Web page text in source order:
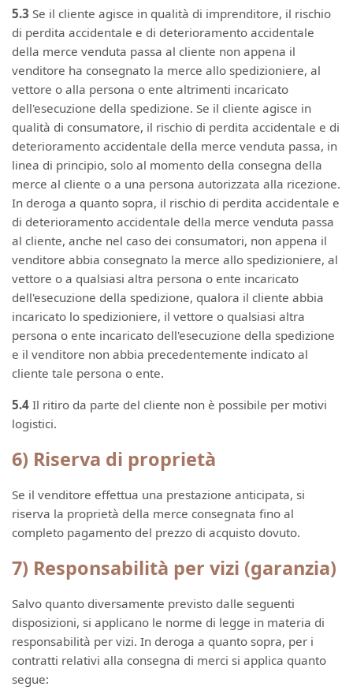
5.3 Se il cliente agisce in qualità di imprenditore, il rischio
di perdita accidentale e di deterioramento accidentale
della merce venduta passa al cliente non appena il
venditore ha consegnato la merce allo spedizioniere, al
vettore o alla persona o ente altrimenti incaricato
dell'esecuzione della spedizione. Se il cliente agisce in
qualità di consumatore, il rischio di perdita accidentale e di
deterioramento accidentale della merce venduta passa, in
linea di principio, solo al momento della consegna della
merce al cliente o a una persona autorizzata alla ricezione.
In deroga a quanto sopra, il rischio di perdita accidentale e
di deterioramento accidentale della merce venduta passa
al cliente, anche nel caso dei consumatori, non appena il
venditore abbia consegnato la merce allo spedizioniere, al
vettore o a qualsiasi altra persona o ente incaricato
dell'esecuzione della spedizione, qualora il cliente abbia
incaricato lo spedizioniere, il vettore o qualsiasi altra
persona o ente incaricato dell'esecuzione della spedizione
e il venditore non abbia precedentemente indicato al
cliente tale persona o ente.
5.4 Il ritiro da parte del cliente non è possibile per motivi
logistici.
6) Riserva di proprietà
Se il venditore effettua una prestazione anticipata, si
riserva la proprietà della merce consegnata fino al
completo pagamento del prezzo di acquisto dovuto.
7) Responsabilità per vizi (garanzia)
Salvo quanto diversamente previsto dalle seguenti
disposizioni, si applicano le norme di legge in materia di
responsabilità per vizi. In deroga a quanto sopra, per i
contratti relativi alla consegna di merci si applica quanto
segue: